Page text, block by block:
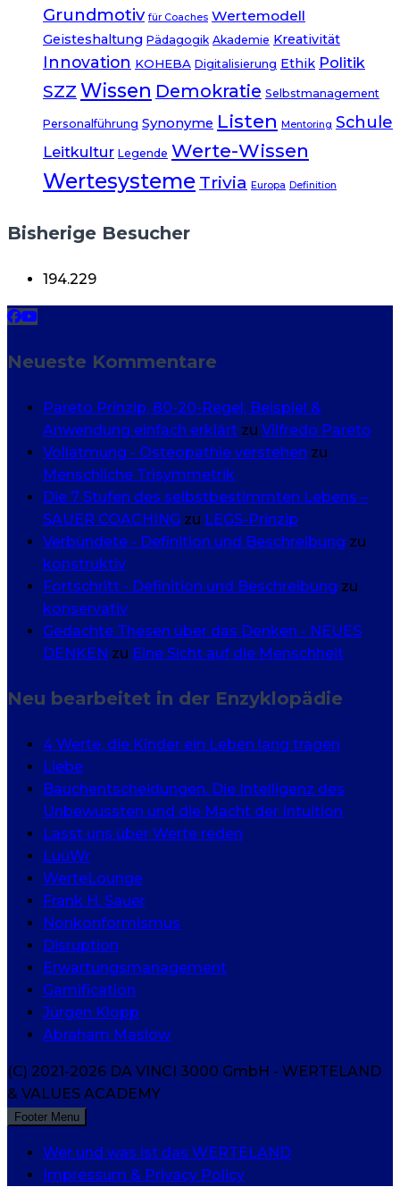
Grundmotiv für Coaches Wertemodell
Geisteshaltung Pädagogik Akademie Kreativität
Innovation KOHEBA Digitalisierung Ethik Politik
SZZ Wissen Demokratie Selbstmanagement
Personalführung Synonyme Listen Mentoring Schule
Leitkultur Legende Werte-Wissen
Wertesysteme Trivia Europa Definition
Bisherige Besucher
194.229
Neueste Kommentare
Pareto Prinzip, 80-20-Regel, Beispiel &
Anwendung einfach erklärt zu Vilfredo Pareto
Vollatmung - Osteopathie verstehen zu
Menschliche Trisymmetrik
Die 7 Stufen des selbstbestimmten Lebens –
SAUER COACHING zu LEGS-Prinzip
Verbündete - Definition und Beschreibung zu
konstruktiv
Fortschritt - Definition und Beschreibung zu
konservativ
Gedachte Thesen über das Denken - NEUES
DENKEN zu Eine Sicht auf die Menschheit
Neu bearbeitet in der Enzyklopädie
4 Werte, die Kinder ein Leben lang tragen
Liebe
Bauchentscheidungen. Die Intelligenz des
Unbewussten und die Macht der Intuition
Lasst uns über Werte reden
LuüWr
WerteLounge
Frank H. Sauer
Nonkonformismus
Disruption
Erwartungsmanagement
Gamification
Jürgen Klopp
Abraham Maslow
(C) 2021-2026 DA VINCI 3000 GmbH - WERTELAND
& VALUES ACADEMY
Footer Menu
Wer und was ist das WERTELAND
Impressum & Privacy Policy